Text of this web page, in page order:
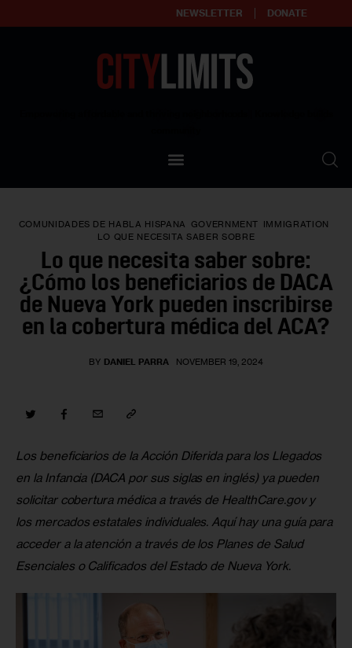
NEWSLETTER DONATE
Our Standards
Reprint Policy
Contact Us
COMUNIDADES DE HABLA HISPANA GOVERNMENT IMMIGRATION
LO QUE NECESITA SABER SOBRE
Lo que necesita saber sobre:
¿Cómo los beneficiarios de DACA
de Nueva York pueden inscribirse
en la cobertura médica del ACA?
BY DANIEL PARRA NOVEMBER 19, 2024
Los beneficiarios de la Acción Diferida para los Llegados
en la Infancia (DACA por sus siglas en inglés) ya pueden
solicitar cobertura médica a través de HealthCare.gov y
los mercados estatales individuales. Aquí hay una guía para
acceder a la atención a través de los Planes de Salud
Esenciales o Calificados del Estado de Nueva York.